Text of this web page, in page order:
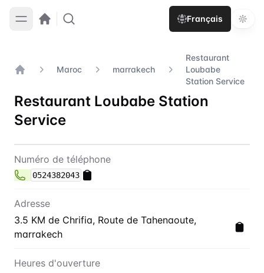
Français
Maroc marrakech
Restaurant
Loubabe
Station Service
Restaurant Loubabe Station
Service
Contact Restaurant Loubabe
Numéro de téléphone
0524382043
Adresse
3.5 KM de Chrifia, Route de Tahenaoute,
marrakech
Heures d'ouverture